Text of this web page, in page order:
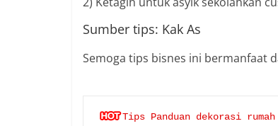
Sumber tips: Kak As
Semoga tips bisnes ini bermanfaat
Tips Panduan dekorasi